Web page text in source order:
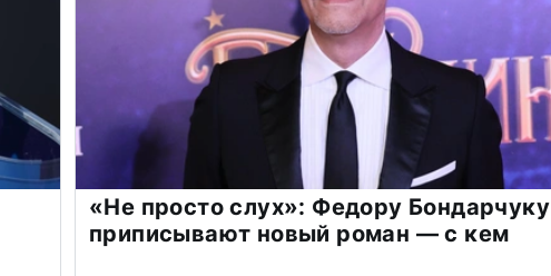
«Не просто слух»: Федору Бондарчуку
приписывают новый роман — с кем